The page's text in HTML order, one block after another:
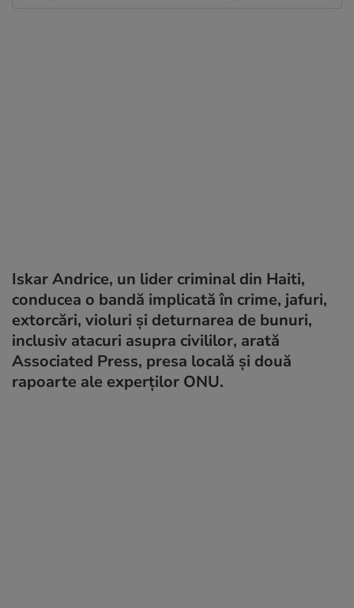
Iskar Andrice, un lider criminal din Haiti,
conducea o bandă implicată în crime, jafuri,
extorcări, violuri și deturnarea de bunuri,
inclusiv atacuri asupra civililor, arată
Associated Press, presa locală și două
rapoarte ale experților ONU.